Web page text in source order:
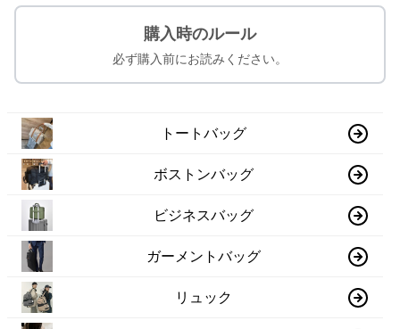
購入時のルール
必ず購入前にお読みください。
トートバッグ
ボストンバッグ
ビジネスバッグ
ガーメントバッグ
リュック